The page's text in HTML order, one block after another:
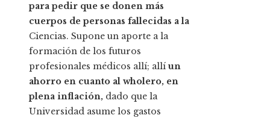
para pedir que se donen más
cuerpos de personas fallecidas a la
Ciencias. Supone un aporte a la
formación de los futuros
profesionales médicos allí; allíun
ahorro en cuanto al wholero, en
plena inflación, dado que la
Universidad asume los gastos